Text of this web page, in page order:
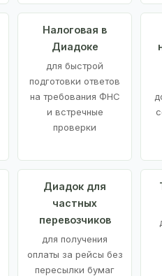
Налоговая в
Диадоке
для быстрой
подготовки ответов
на требования ФНС
и встречные
проверки
Диадок для
частных
перевозчиков
для получения
оплаты за рейсы без
пересылки бумаг